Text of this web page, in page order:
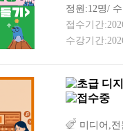
정원:12명/
접수기간
수강기간
디
미디어,